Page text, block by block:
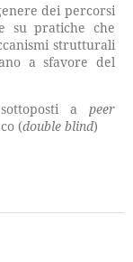
dei percorsi
su pratiche che
strutturali
a sfavore del
apeer
(double blind)